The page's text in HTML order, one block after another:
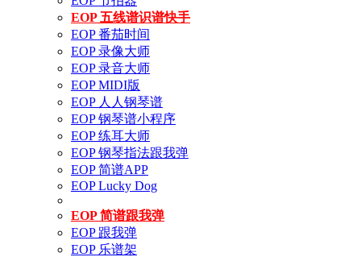
EOP 五线谱识谱快手
EOP 番茄时间
EOP 录像大师
EOP 录音大师
EOP MIDI版
EOP 人人钢琴谱
EOP 钢琴谱小程序
EOP 练耳大师
EOP 钢琴指法跟我弹
EOP 简谱APP
EOP Lucky Dog
EOP 简谱跟我弹
EOP 跟我弹
EOP 乐谱架